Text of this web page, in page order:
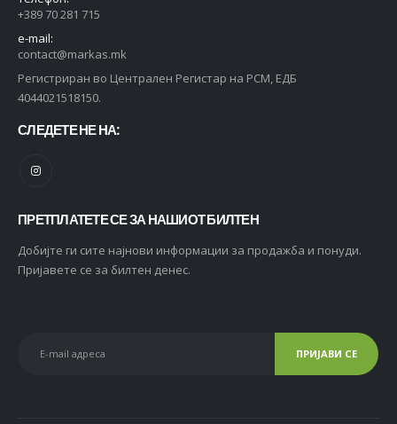
+389 70 281 715
e-mail:
contact@markas.mk
Регистриран во Централен Регистар на РСМ, ЕДБ
4044021518150.
СЛЕДЕТЕ НЕ НА:
ПРЕТПЛАТЕТЕ СЕ ЗА НАШИОТ БИЛТЕН
Добијте ги сите најнови информации за продажба и понуди.
Пријавете се за билтен денес.